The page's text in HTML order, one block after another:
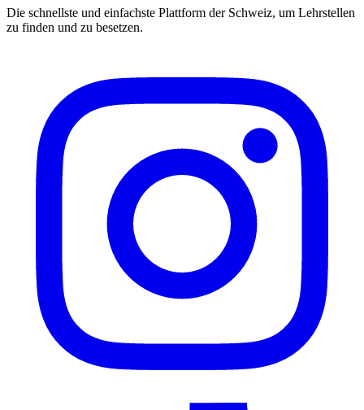
Die schnellste und einfachste Plattform der Schweiz, um Lehrstellen
zu finden und zu besetzen.